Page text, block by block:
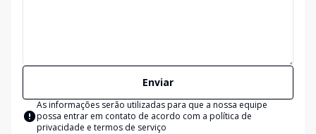
Enviar
As informações serão utilizadas para que a nossa equipe
possa entrar em contato de acordo com a política de
privacidade e termos de serviço